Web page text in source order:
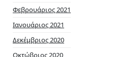
Φεβρουάριος 2021
Ιανουάριος 2021
Δεκέμβριος 2020
Οκτώβριος 2020